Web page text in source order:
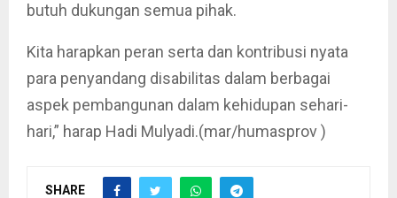
butuh dukungan semua pihak.
Kita harapkan peran serta dan kontribusi nyata
para penyandang disabilitas dalam berbagai
aspek pembangunan dalam kehidupan sehari-
hari,” harap Hadi Mulyadi.(mar/humasprov )
SHARE